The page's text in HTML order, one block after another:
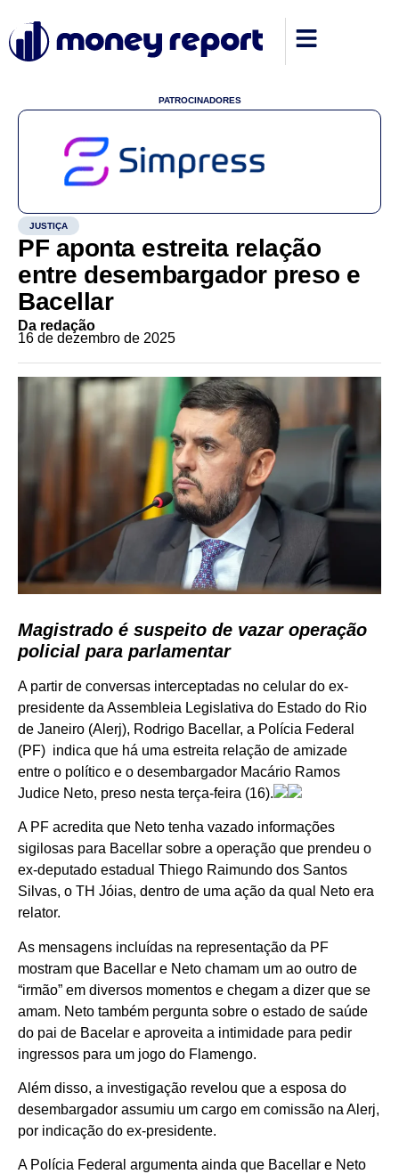
PATROCINADORES
JUSTIÇA
PF aponta estreita relação
entre desembargador preso e
Bacellar
Da redação
16 de dezembro de 2025
Magistrado é suspeito de vazar operação
policial para parlamentar
A partir de conversas interceptadas no celular do ex-
presidente da Assembleia Legislativa do Estado do Rio
de Janeiro (Alerj), Rodrigo Bacellar, a Polícia Federal
(PF) indica que há uma estreita relação de amizade
entre o político e o desembargador Macário Ramos
Judice Neto, preso nesta terça-feira (16).
A PF acredita que Neto tenha vazado informações
sigilosas para Bacellar sobre a operação que prendeu o
ex-deputado estadual Thiego Raimundo dos Santos
Silvas, o TH Jóias, dentro de uma ação da qual Neto era
relator.
As mensagens incluídas na representação da PF
mostram que Bacellar e Neto chamam um ao outro de
“irmão” em diversos momentos e chegam a dizer que se
amam. Neto também pergunta sobre o estado de saúde
do pai de Bacelar e aproveita a intimidade para pedir
ingressos para um jogo do Flamengo.
Além disso, a investigação revelou que a esposa do
desembargador assumiu um cargo em comissão na Alerj,
por indicação do ex-presidente.
A Polícia Federal argumenta ainda que Bacellar e Neto